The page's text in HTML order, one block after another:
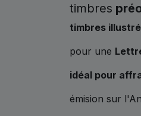
timbres
timbres
pour une
idéal pour
émision sur